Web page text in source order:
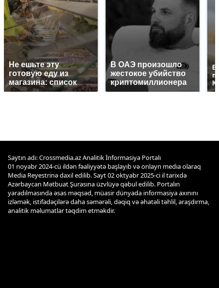
Не ешьте эту
готовую еду из
магазина: список
В ОАЭ произошло
жестокое убийство
криптомиллионера
Saytın adı: Crossmedia.az Analitik İnformasiya Portalı
01 noyabr 2024-cü ildən fəaliyyətə başlayıb və onlayn media olaraq
Media Reyestrinə daxil edilib. Sayt 02 oktyabr 2025-ci il tarixdə
Azərbaycan Mətbuat Şurasına üzvlüyə qəbul edilib. Portalın
yaradılmasında əsas məqsəd, müasir dünyada informasiya axınını
izləmək, istifadəçilərə daha səmərəli, dəqiq və əhatəli təhlil, araşdırma,
analitik məlumatlar təqdim etməkdir.